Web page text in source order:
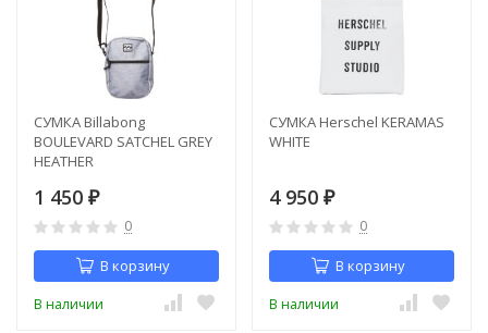
СУМКА Billabong
BOULEVARD SATCHEL GREY
HEATHER
1 450 ₽
0
В корзину
В наличии
СУМКА Herschel KERAMAS
WHITE
4 950 ₽
0
В корзину
В наличии